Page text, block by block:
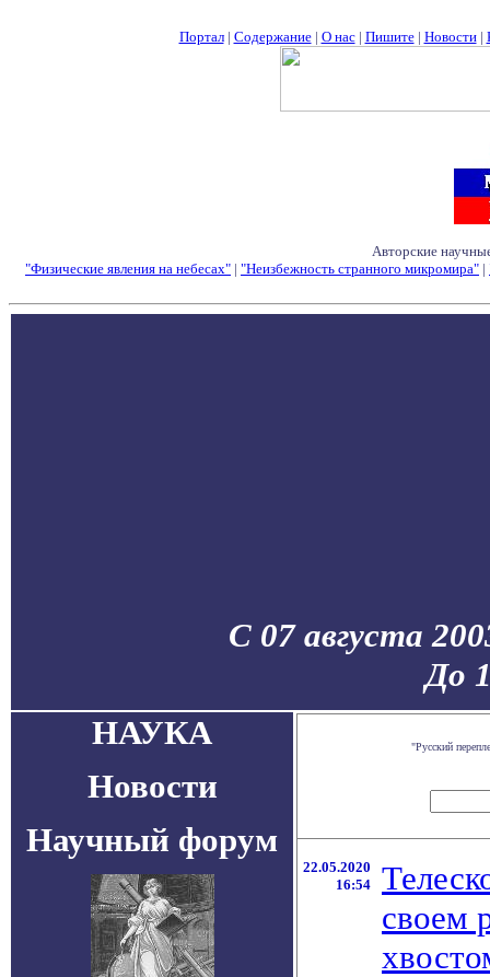
Портал| Содержание| О нас| Пишите| Новости|
Авторские
"Физические явления на небесах" | "Неизбежность странного микромира" |
С 07 августа
До
НАУКА
Новости
Научный форум
"Русский
22.05.2020
16:54
своем